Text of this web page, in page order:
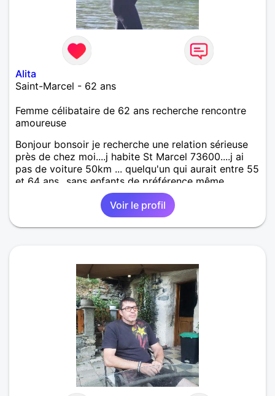
Alita
Saint-Marcel - 62 ans
Femme célibataire de 62 ans recherche rencontre
amoureuse
Bonjour bonsoir je recherche une relation sérieuse
près de chez moi....j habite St Marcel 73600....j ai
pas de voiture 50km ... quelqu'un qui aurait entre 55
et 64 ans...sans enfants de préférence même
adultes et qui n aurait garder aucun contact avec
une où plusieurs ex...si vous correspondez à ma
recherche ecrivez moi je vous répondrai...
Voir le profil